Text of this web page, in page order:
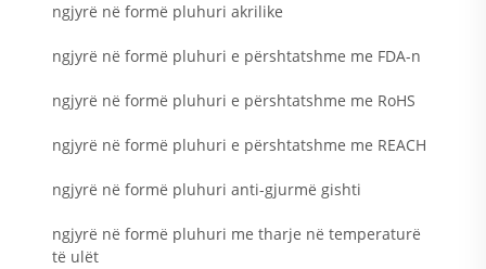
ngjyrë në formë pluhuri akrilike
ngjyrë në formë pluhuri e përshtatshme me FDA-n
ngjyrë në formë pluhuri e përshtatshme me RoHS
ngjyrë në formë pluhuri e përshtatshme me REACH
ngjyrë në formë pluhuri anti-gjurmë gishti
ngjyrë në formë pluhuri me tharje në temperaturë
të ulët